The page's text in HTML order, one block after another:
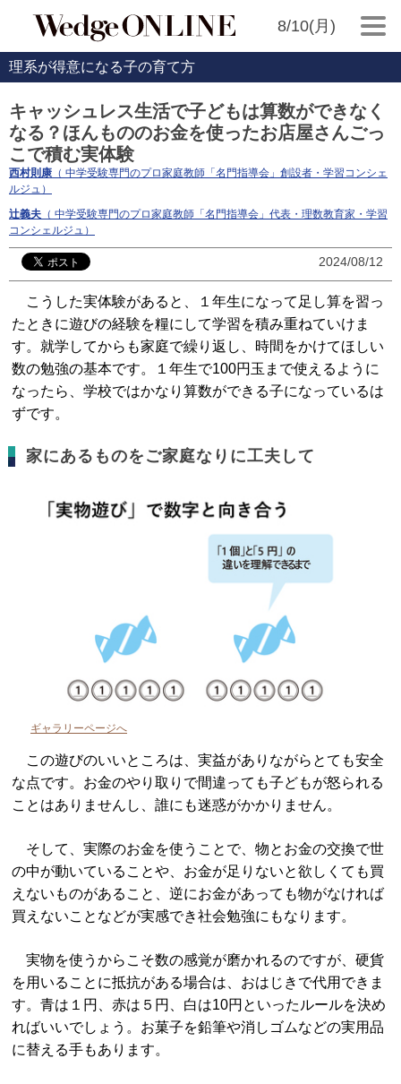
8/10(月)
理系が得意になる子の育て方
キャッシュレス生活で子どもは算数ができなく
なる？ほんもののお金を使ったお店屋さんごっ
こで積む実体験
西村則康 （ 中学受験専門のプロ家庭教師「名門指導会」創設者・学習コンシェ
ルジュ）
辻義夫 （ 中学受験専門のプロ家庭教師「名門指導会」代表・理数教育家・学習
コンシェルジュ）
2024/08/12
こうした実体験があると、１年生になって足し算を習っ
たときに遊びの経験を糧にして学習を積み重ねていけま
す。就学してからも家庭で繰り返し、時間をかけてほしい
数の勉強の基本です。１年生で100円玉まで使えるように
なったら、学校ではかなり算数ができる子になっているは
ずです。
家にあるものをご家庭なりに工夫して
ギャラリーページへ
この遊びのいいところは、実益がありながらとても安全
な点です。お金のやり取りで間違っても子どもが怒られる
ことはありませんし、誰にも迷惑がかかりません。
そして、実際のお金を使うことで、物とお金の交換で世
の中が動いていることや、お金が足りないと欲しくても買
えないものがあること、逆にお金があっても物がなければ
買えないことなどが実感でき社会勉強にもなります。
実物を使うからこそ数の感覚が磨かれるのですが、硬貨
を用いることに抵抗がある場合は、おはじきで代用できま
す。青は１円、赤は５円、白は10円といったルールを決め
ればいいでしょう。お菓子を鉛筆や消しゴムなどの実用品
に替える手もあります。